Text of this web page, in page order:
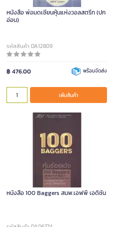
หนังสือ พ่อมดเซียนหุ้นแห่งวอลสตรีท (ปก
อ่อน)
รหัสสินค้า DA12809
฿ 476.00 พร้อมจัดส่ง
เพิ่มสินค้า
หนังสือ 100 Baggers สนพ.เอฟพี เอดิชั่น